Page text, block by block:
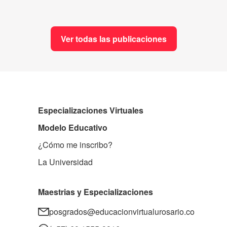
Ver todas las publicaciones
Especializaciones Virtuales
Modelo Educativo
¿Cómo me inscribo?
La Universidad
Maestrias y Especializaciones
posgrados@educacionvirtualurosario.co